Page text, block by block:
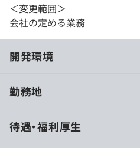
＜変更範囲＞
会社の定める業務
開発環境
ディープラーニングの進化と
勤務地
待遇・福利厚生